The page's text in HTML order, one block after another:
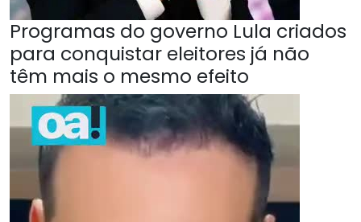
Programas do governo Lula criados
para conquistar eleitores já não
têm mais o mesmo efeito